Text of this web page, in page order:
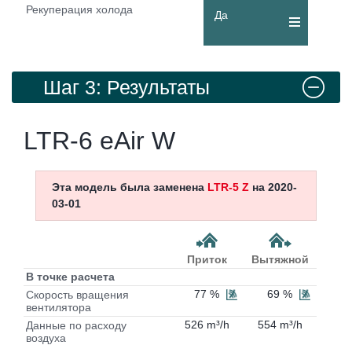
Рекуперация холода Да
Шаг 3: Результаты
LTR-6 eAir W
Эта модель была заменена LTR-5 Z на 2020-
03-01
Приток
Вытяжной
В точке расчета
Скорость вращения
вентилятора
77 % 69 %
Данные по расходу
воздуха
526 m³/h 554 m³/h